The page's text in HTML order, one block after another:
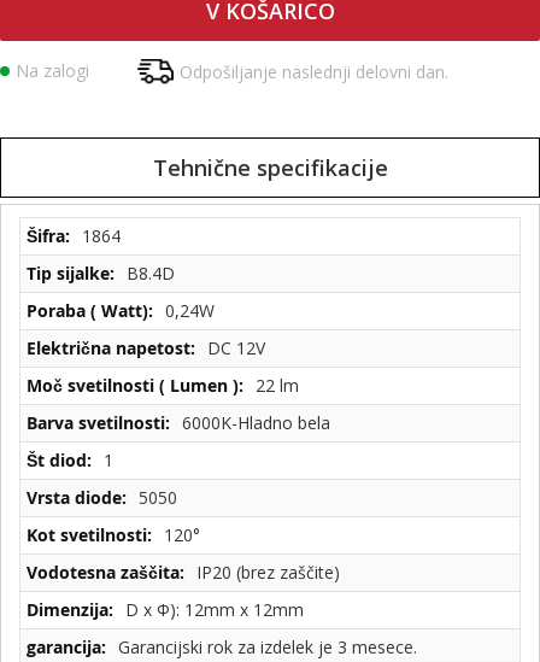
V KOŠARICO
Na zalogi Odpošiljanje naslednji delovni dan.
Tehnične specifikacije
Tehnične
specifikacije
1864
B8.4D
0,24W
DC 12V
22 lm
6000K-Hladno bela
1
5050
120°
IP20 (brez zaščite)
D x Φ): 12mm x 12mm
Garancijski rok za izdelek je 3 mesece.